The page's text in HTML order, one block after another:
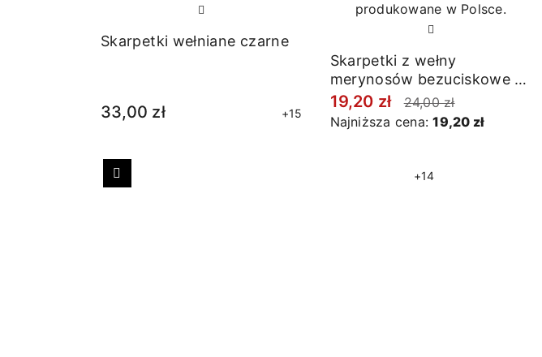
Skarpetki wełniane czarne
33,00 zł +15
Skarpetki z wełny
merynosów bezuciskowe w
prążki błękitne
19,20 zł
24,00 zł
Najniższa cena:19,20 zł
+14
Poprzedni